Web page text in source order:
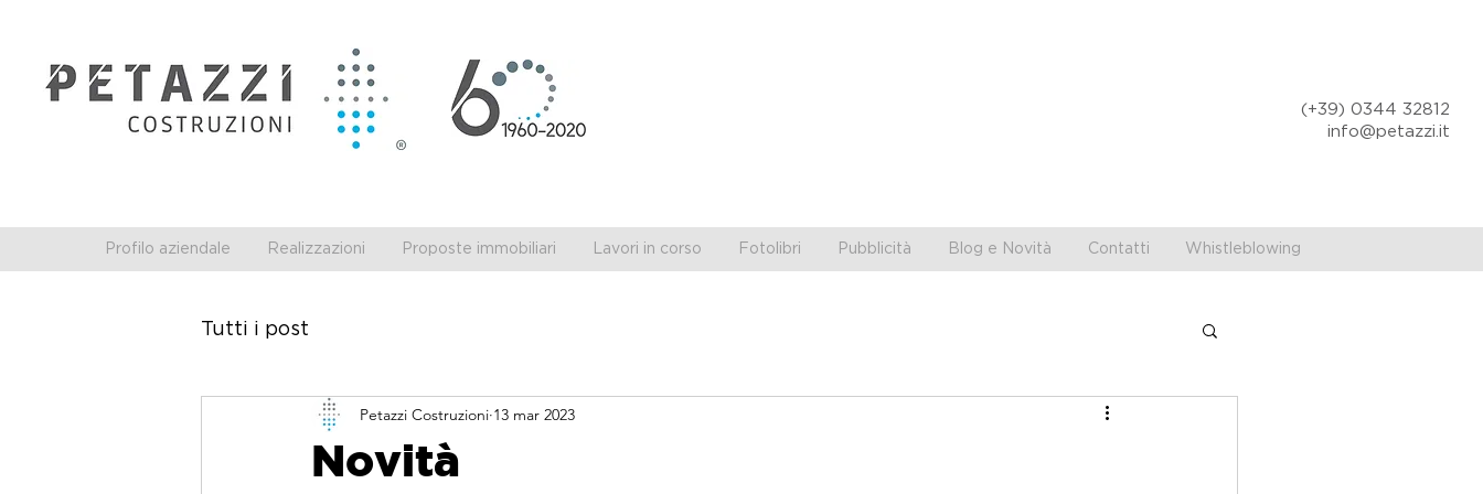
(+39) 0344 32812
info@petazzi.it
Profilo aziendale Realizzazioni Proposte immobiliari Lavori in corso Fotolibri Pubblicità Blog e Novità Contatti Whistleblowing
Tutti i post
Novità
Petazzi Costruzioni 13 mar 2023